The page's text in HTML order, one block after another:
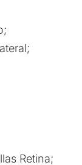
Retina;